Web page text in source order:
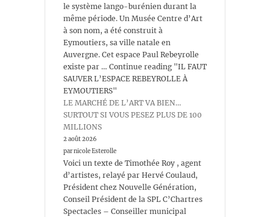
le système lango-burénien durant la
même période. Un Musée Centre d’Art
à son nom, a été construit à
Eymoutiers, sa ville natale en
Auvergne. Cet espace Paul Rebeyrolle
existe par … Continue reading "IL FAUT
SAUVER L’ESPACE REBEYROLLE À
EYMOUTIERS"
LE MARCHÉ DE L’ART VA BIEN…
SURTOUT SI VOUS PESEZ PLUS DE 100
MILLIONS
2 août 2026
par nicole Esterolle
Voici un texte de Timothée Roy , agent
d’artistes, relayé par Hervé Coulaud,
Président chez Nouvelle Génération,
Conseil Président de la SPL C’Chartres
Spectacles – Conseiller municipal